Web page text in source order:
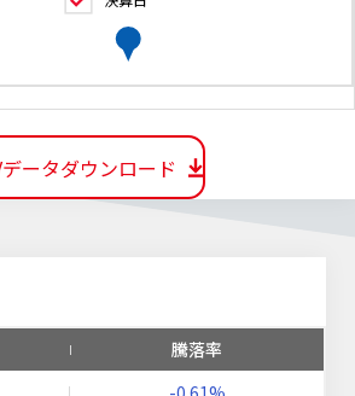
データダウンロード
騰落率